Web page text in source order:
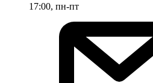
17:00, пн-пт